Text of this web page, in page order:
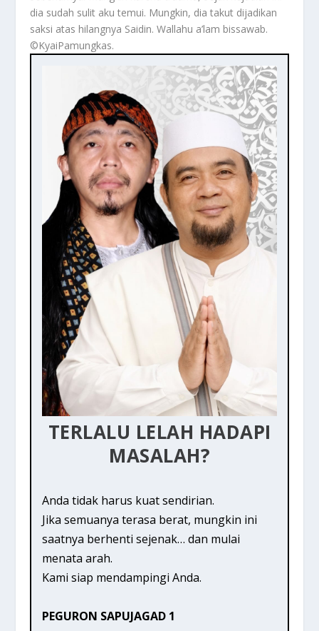
dia sudah sulit aku temui. Mungkin, dia takut dijadikan
saksi atas hilangnya Saidin. Wallahu a’lam bissawab.
©️KyaiPamungkas.
TERLALU LELAH HADAPI
MASALAH?
Anda tidak harus kuat sendirian.
Jika semuanya terasa berat, mungkin ini
saatnya berhenti sejenak… dan mulai
menata arah.
Kami siap mendampingi Anda.
PEGURON SAPUJAGAD 1